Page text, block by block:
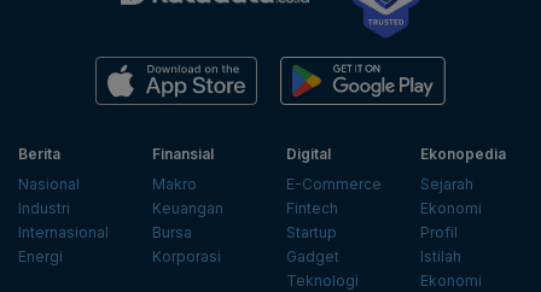
Berita
Nasional
Industri
Internasional
Energi
Finansial
Makro
Keuangan
Bursa
Korporasi
Digital
E-Commerce
Fintech
Startup
Gadget
Teknologi
Ekonopedia
Sejarah
Ekonomi
Profil
Istilah
Ekonomi